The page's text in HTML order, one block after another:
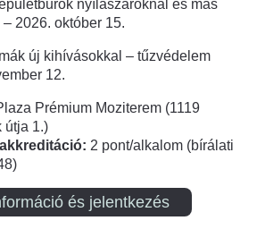
nyílászáróknál és más
2026. október 15.
új kihívásokkal – tűzvédelem
12.
Prémium Moziterem (1119
útja 1.)
2 pont/alkalom (bírálati
és jelentkezés